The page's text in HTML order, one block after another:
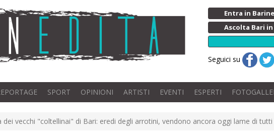
Entra in
Ascolta Bari
Seguici su
SPORT OPINIONI ARTISTI EVENTI ESPERTI
dei vecchi "coltellinai" di Bari: eredi degli arrotini, vendono ancora oggi lame di tutti